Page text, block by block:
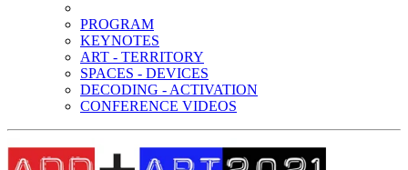
PROGRAM
KEYNOTES
ART - TERRITORY
SPACES - DEVICES
DECODING - ACTIVATION
CONFERENCE VIDEOS